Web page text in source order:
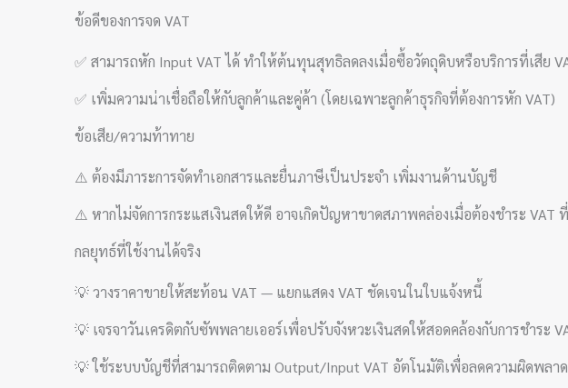
ข้อดีของการจด VAT
✅ สามารถหัก Input VAT ได้ ทำให้ต้นทุนสุทธิลดลงเมื่อซื้อวัตถุดิบหรือบริการที่เสีย
✅ เพิ่มความน่าเชื่อถือให้กับลูกค้าและคู่ค้า (โดยเฉพาะลูกค้าธุรกิจที่ต้องการหัก VAT)
ข้อเสีย/ความท้าทาย
⚠️ ต้องมีภาระการจัดทำเอกสารและยื่นภาษีเป็นประจำ เพิ่มงานด้านบัญชี
⚠️ หากไม่จัดการกระแสเงินสดให้ดี อาจเกิดปัญหาขาดสภาพคล่องเมื่อต้องชำระ VAT
กลยุทธ์ที่ใช้งานได้จริง
💡 วางราคาขายให้สะท้อน VAT — แยกแสดง VAT ชัดเจนในใบแจ้งหนี้
💡 เจรจาวันเครดิตกับซัพพลายเออร์เพื่อปรับจังหวะเงินสดให้สอดคล้องกับการชำระ
💡 ใช้ระบบบัญชีที่สามารถติดตาม Output/Input VAT อัตโนมัติเพื่อลดความผิดพลาด